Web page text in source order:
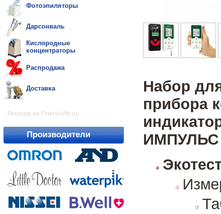
Фотоэпиляторы
Дарсонваль
Кислородные
концентраторы
Распродажа
Доставка
Реклама на FineHealth.ru:
Производители
Набор
прибора
ИМПУЛЬС